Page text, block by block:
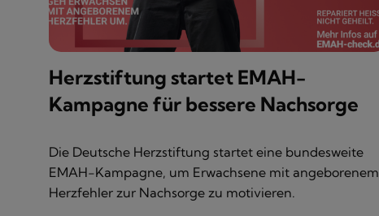
Herzstiftung startet EMAH-
Kampagne für bessere Nachsorge
Die Deutsche Herzstiftung startet eine bundesweite
EMAH-Kampagne, um Erwachsene mit angeborenem
Herzfehler zur Nachsorge zu motivieren.